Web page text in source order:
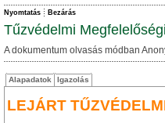
Nyomtatás Bezárás
Tűzvédelmi
A dokumentum olvasás módban
Alapadatok Igazolás
LEJÁRT